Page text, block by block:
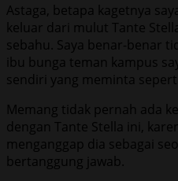
Astaga, betapa kagetnya
keluar dari mulut Tante
sebahu. Saya benar-benar
ibu bunga teman kampus
sendiri yang meminta
Memang tidak pernah ada
dengan Tante Stella ini,
menganggap dia sebagai
bertanggung jawab.